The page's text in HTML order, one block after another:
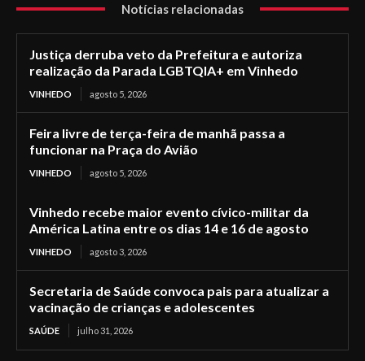
Notícias relacionadas
Justiça derruba veto da Prefeitura e autoriza
realização da Parada LGBTQIA+ em Vinhedo
VINHEDO agosto 5, 2026
Feira livre de terça-feira de manhã passa a
funcionar na Praça do Avião
VINHEDO agosto 5, 2026
Vinhedo recebe maior evento cívico-militar da
América Latina entre os dias 14 e 16 de agosto
VINHEDO agosto 3, 2026
Secretaria de Saúde convoca pais para atualizar a
vacinação de crianças e adolescentes
SAÚDE julho 31, 2026